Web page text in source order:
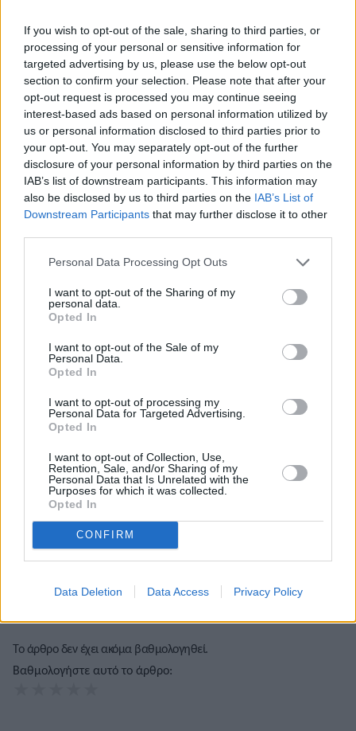
If you wish to opt-out of the sale, sharing to third parties, or
processing of your personal or sensitive information for
targeted advertising by us, please use the below opt-out
section to confirm your selection. Please note that after your
opt-out request is processed you may continue seeing
interest-based ads based on personal information utilized by
us or personal information disclosed to third parties prior to
your opt-out. You may separately opt-out of the further
disclosure of your personal information by third parties on the
IAB’s list of downstream participants. This information may
also be disclosed by us to third parties on the IAB’s List of
Downstream Participants that may further disclose it to other
Personal Data Processing Opt Outs
I want to opt-out of the Sharing of my
personal data.
Opted In
I want to opt-out of the Sale of my
Personal Data.
Opted In
I want to opt-out of processing my
Personal Data for Targeted Advertising.
Opted In
I want to opt-out of Collection, Use,
Retention, Sale, and/or Sharing of my
Personal Data that Is Unrelated with the
Purposes for which it was collected.
Opted In
CONFIRM
Data Deletion Data Access Privacy Policy
A+ A- A±
Εγγραφείτε στο Stivostime των
Τόλης Λελεκίδης
Το άρθρο δεν έχει ακόμα βαθμολογηθεί.
Βαθμολογήστε αυτό το άρθρο: